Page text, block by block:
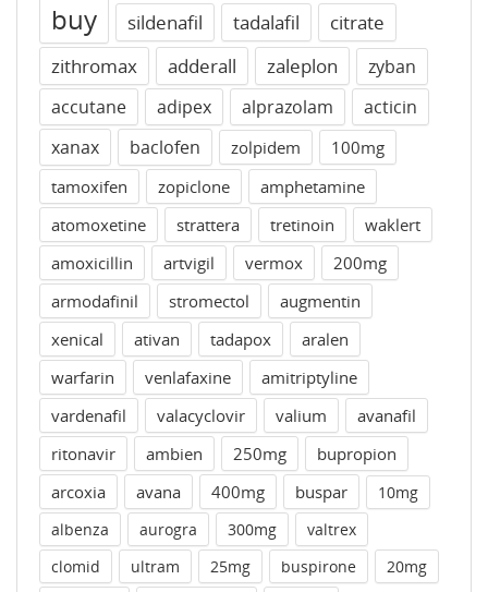
buy sildenafil tadalafil
citrate
zithromax
adderall zaleplon
zyban
accutane
adipex alprazolam
acticin
xanax
baclofen zolpidem
100mg
tamoxifen
zopiclone
amphetamine
atomoxetine
strattera tretinoin
waklert
amoxicillin
artvigil vermox
200mg
armodafinil
stromectol
augmentin
xenical
ativan tadapox
aralen
warfarin
venlafaxine
amitriptyline
vardenafil
valacyclovir valium
avanafil
ritonavir
ambien 250mg
bupropion
arcoxia
avana 400mg buspar
10mg
albenza
aurogra 300mg
valtrex
clomid
ultram 25mg buspirone
20mg